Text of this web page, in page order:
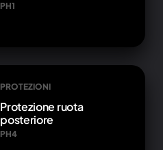
PH1
PROTEZIONI
Protezione ruota
posteriore
PH4